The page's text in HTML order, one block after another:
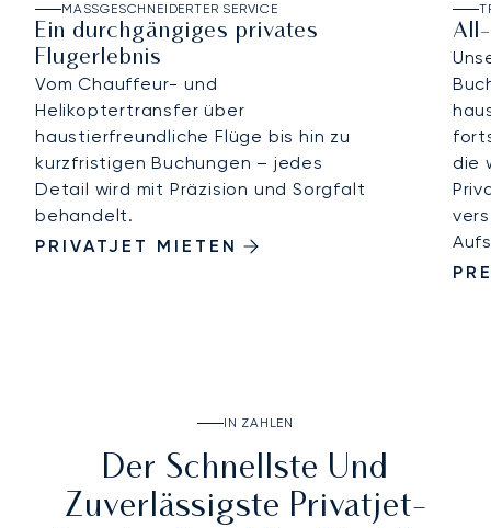
MASSGESCHNEIDERTER SERVICE
Ein durchgängiges privates
Flugerlebnis
Vom Chauffeur- und
Helikoptertransfer über
haustierfreundliche Flüge bis hin zu
kurzfristigen Buchungen – jedes
Detail wird mit Präzision und Sorgfalt
behandelt.
PRIVATJET MIETEN
die
IN ZAHLEN
Der Schnellste Und
Zuverlässigste Privatjet-